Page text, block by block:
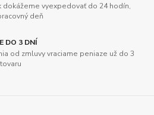
dokážeme vyexpedovať do 24 hodín,
deň
DO 3 DNÍ
od zmluvy vraciame peniaze už do 3